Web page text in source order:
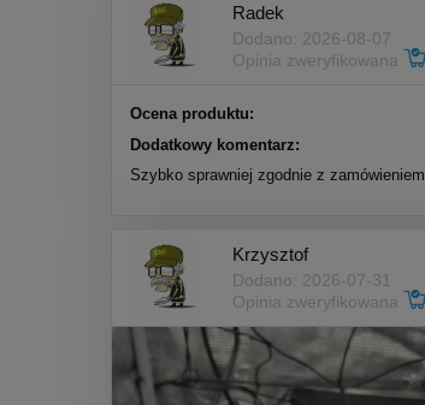
Radek
Dodano: 2026-08-07
Opinia zweryfikowana
Ocena produktu:
Dodatkowy komentarz:
Szybko sprawniej zgodnie z zamówieniem.
Krzysztof
Dodano: 2026-07-31
Opinia zweryfikowana